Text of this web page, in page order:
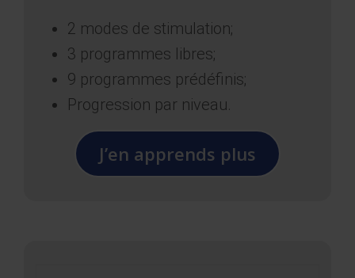
2 modes de stimulation;
3 programmes libres;
9 programmes prédéfinis;
Progression par niveau.
J’en apprends plus